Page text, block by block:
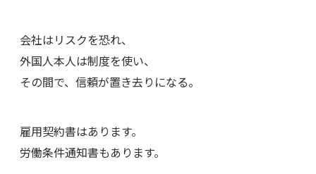
会社はリスクを恐れ、
外国人本人は制度を使い、
その間で、信頼が置き去りになる。
雇用契約書はあります。
労働条件通知書もあります。